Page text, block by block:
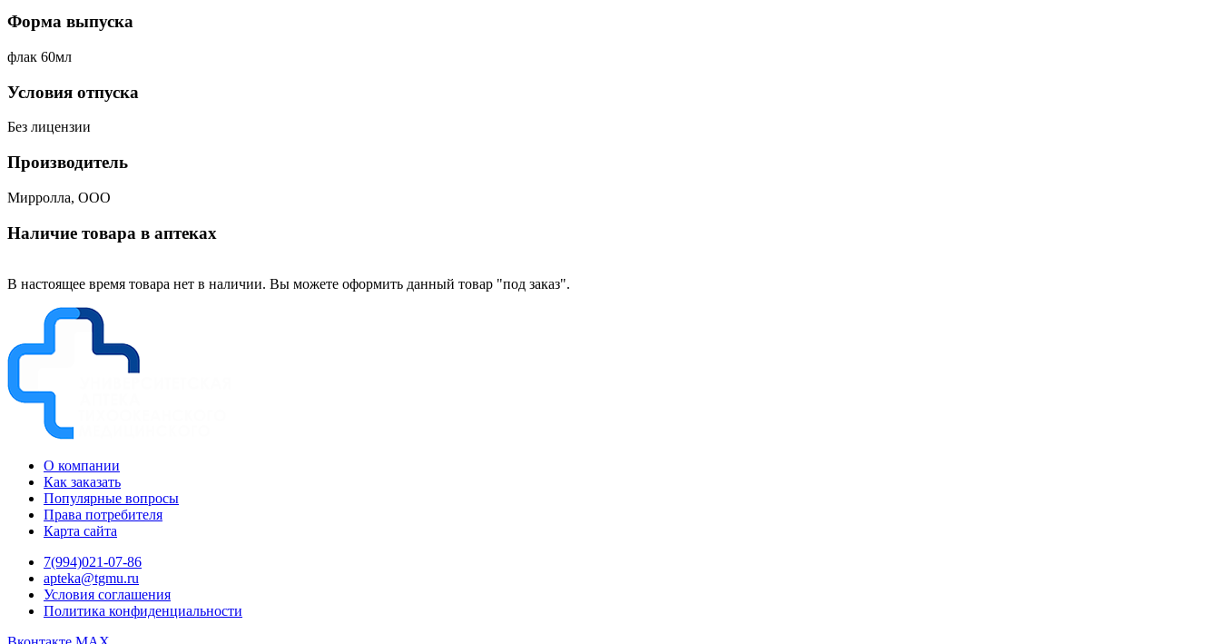
Форма выпуска
флак 60мл
Условия отпуска
Без лицензии
Производитель
Мирролла, ООО
Наличие товара в аптеках
В настоящее время товара нет в наличии. Вы можете оформить данный товар "под заказ".
О компании
Как заказать
Популярные вопросы
Права потребителя
Карта сайта
7(994)021-07-86
apteka@tgmu.ru
Условия соглашения
Политика конфиденциальности